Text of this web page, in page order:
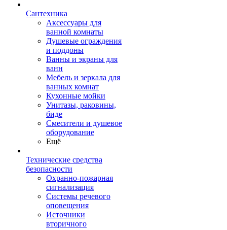
Сантехника
Аксессуары для
ванной комнаты
Душевые ограждения
и поддоны
Ванны и экраны для
ванн
Мебель и зеркала для
ванных комнат
Кухонные мойки
Унитазы, раковины,
биде
Смесители и душевое
оборудование
Ещё
Технические средства
безопасности
Охранно-пожарная
сигнализация
Системы речевого
оповещения
Источники
вторичного